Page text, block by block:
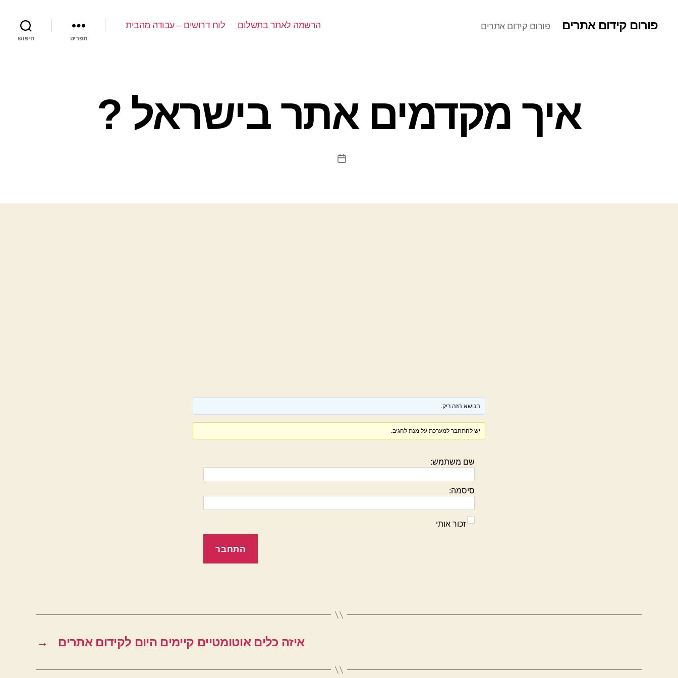
פורום קידום אתרים פורום קידום אתרים הרשמה לאתר בתשלום לוח דרושים – עבודה מהבית
תפריט חיפוש
איך מקדמים אתר בישראל ?
תאריך
הנושא הזה ריק.
יש להתחבר למערכת על מנת להגיב.
שם משתמש:
סיסמה:
זכור אותי
התחבר
→ איזה כלים אוטומטיים קיימים היום לקידום אתרים